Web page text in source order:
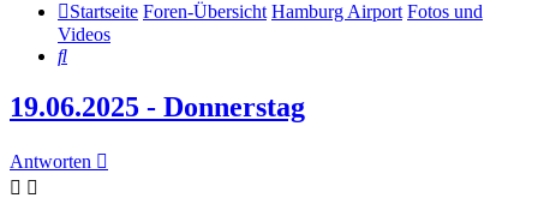
Startseite Foren-Übersicht Hamburg Airport Fotos und
Videos
Suche
19.06.2025 - Donnerstag
Antworten